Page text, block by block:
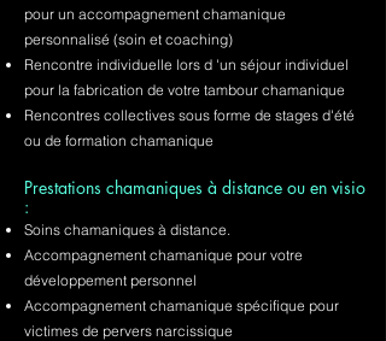
pour un accompagnement chamanique
personnalisé (soin et coaching)
Rencontre individuelle lors d 'un séjour individuel
pour la fabrication de votre tambour chamanique
Rencontres collectives sous forme de stages d'été
ou de formation chamanique
Prestations chamaniques à distance ou en visio
:
Soins chamaniques à distance.
Accompagnement chamanique pour votre
développement personnel
Accompagnement chamanique spécifique pour
victimes de pervers narcissique